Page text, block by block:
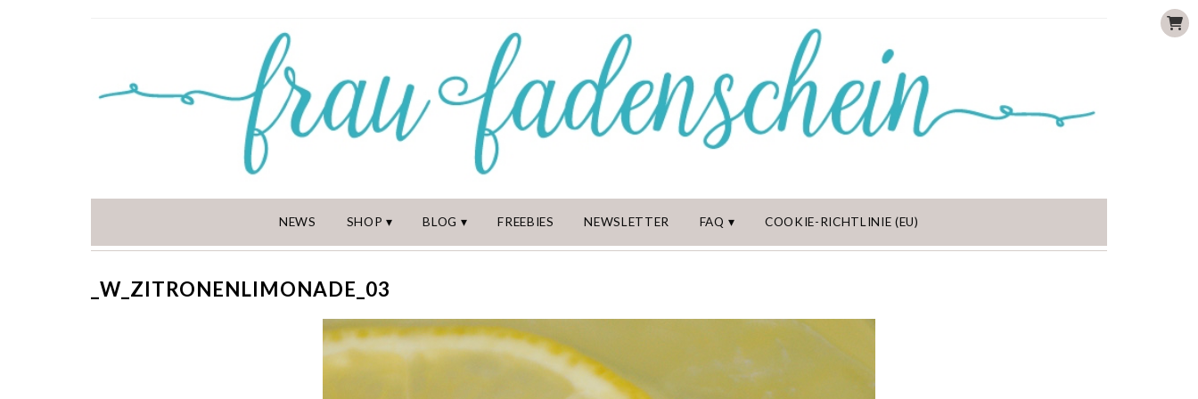
NEWS SHOP BLOG FREEBIES NEWSLETTER FAQ COOKIE-RICHTLINIE (EU)
_W_ZITRONENLIMONADE_03